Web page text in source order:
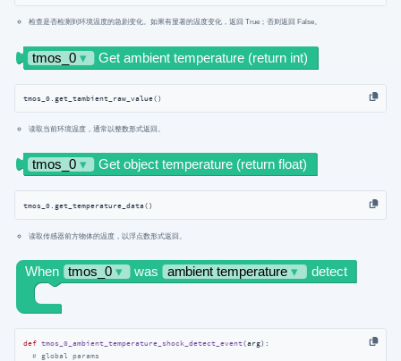
检查是否检测到环境温度的急剧变化。如果有显著的温度变化，返回 True；否则返回 False。
tmos_0.get_tambient_raw_value()
读取当前环境温度，通常以整数形式返回。
tmos_0.get_temperature_data()
读取传感器前方物体的温度，以浮点数形式返回。
def tmos_0_ambient_temperature_shock_detect_event(arg):
# global params